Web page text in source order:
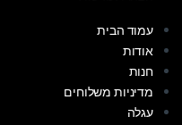
עמוד הבית
אודות
חנות
מדיניות משלוחים
עגלה